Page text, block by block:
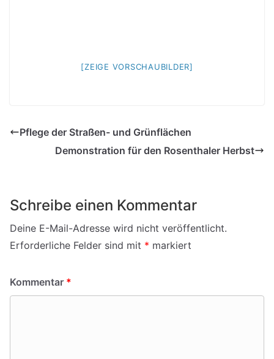
[ZEIGE VORSCHAUBILDER]
Pflege der Straßen- und Grünflächen
Demonstration für den Rosenthaler Herbst
Schreibe einen Kommentar
Deine E-Mail-Adresse wird nicht veröffentlicht.
Erforderliche Felder sind mit * markiert
Kommentar *